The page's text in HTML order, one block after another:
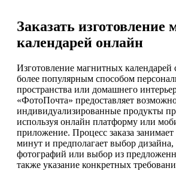
Заказать изготовление
календарей онлайн
Изготовление магнитных календарей
более популярным способом
пространства или домашнего
«ФотоПочта» предоставляет
индивидуализированные продукты
используя онлайн платформу или
приложение. Процесс заказа занимает
минут и предполагает выбор
фотографий или выбор из
также указание конкретных